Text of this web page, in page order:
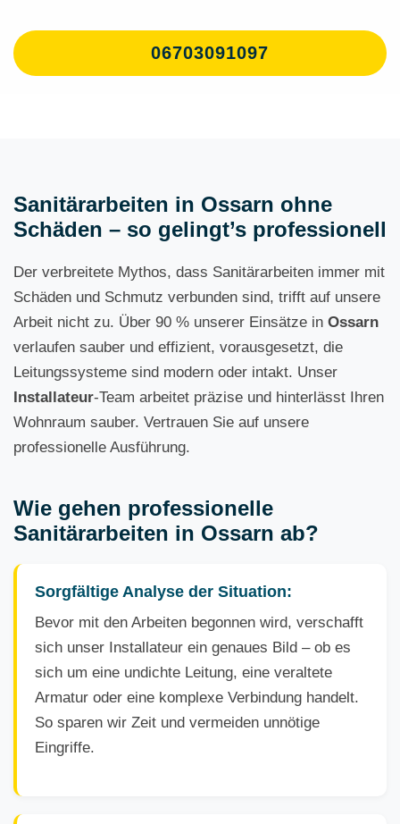
06703091097
Sanitärarbeiten in Ossarn ohne
Schäden – so gelingt’s professionell
Der verbreitete Mythos, dass Sanitärarbeiten immer mit
Schäden und Schmutz verbunden sind, trifft auf unsere
Arbeit nicht zu. Über 90 % unserer Einsätze in Ossarn
verlaufen sauber und effizient, vorausgesetzt, die
Leitungssysteme sind modern oder intakt. Unser
Installateur-Team arbeitet präzise und hinterlässt Ihren
Wohnraum sauber. Vertrauen Sie auf unsere
professionelle Ausführung.
Wie gehen professionelle
Sanitärarbeiten in Ossarn ab?
Sorgfältige Analyse der Situation:
Bevor mit den Arbeiten begonnen wird, verschafft
sich unser Installateur ein genaues Bild – ob es
sich um eine undichte Leitung, eine veraltete
Armatur oder eine komplexe Verbindung handelt.
So sparen wir Zeit und vermeiden unnötige
Eingriffe.